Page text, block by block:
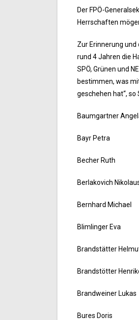
Der FPÖ-
Herrschaften
Zur Erinnerung
rund 4 Jahren die
SPÖ, Grünen und
bestimmen, was
geschehen hat“, so
Baumgartner
Bayr Petra
Becher Ruth
Berlakovich
Bernhard Michael
Blimlinger Eva
Brandstätter
Brandstötter
Brandweiner Lukas
Bures Doris